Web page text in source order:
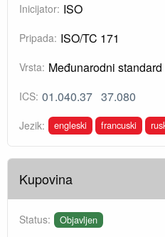
Inicijator: ISO
Pripada: ISO/TC 171
Vrsta: Međunarodni standard
ICS: 01.040.37 37.080
Jezik: engleski francuski
Kupovina
Status: Objavljen